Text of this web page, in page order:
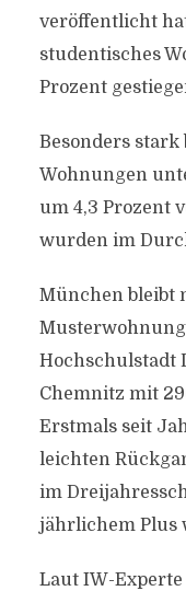
veröffentlicht
studentisches
Prozent
Besonders
Wohnungen
um 4,3 Prozent
wurden im
München bleibt
Hochschulstadt
Chemnitz mit
Erstmals seit
leichten
im
jährlichem Plus
Laut IW-